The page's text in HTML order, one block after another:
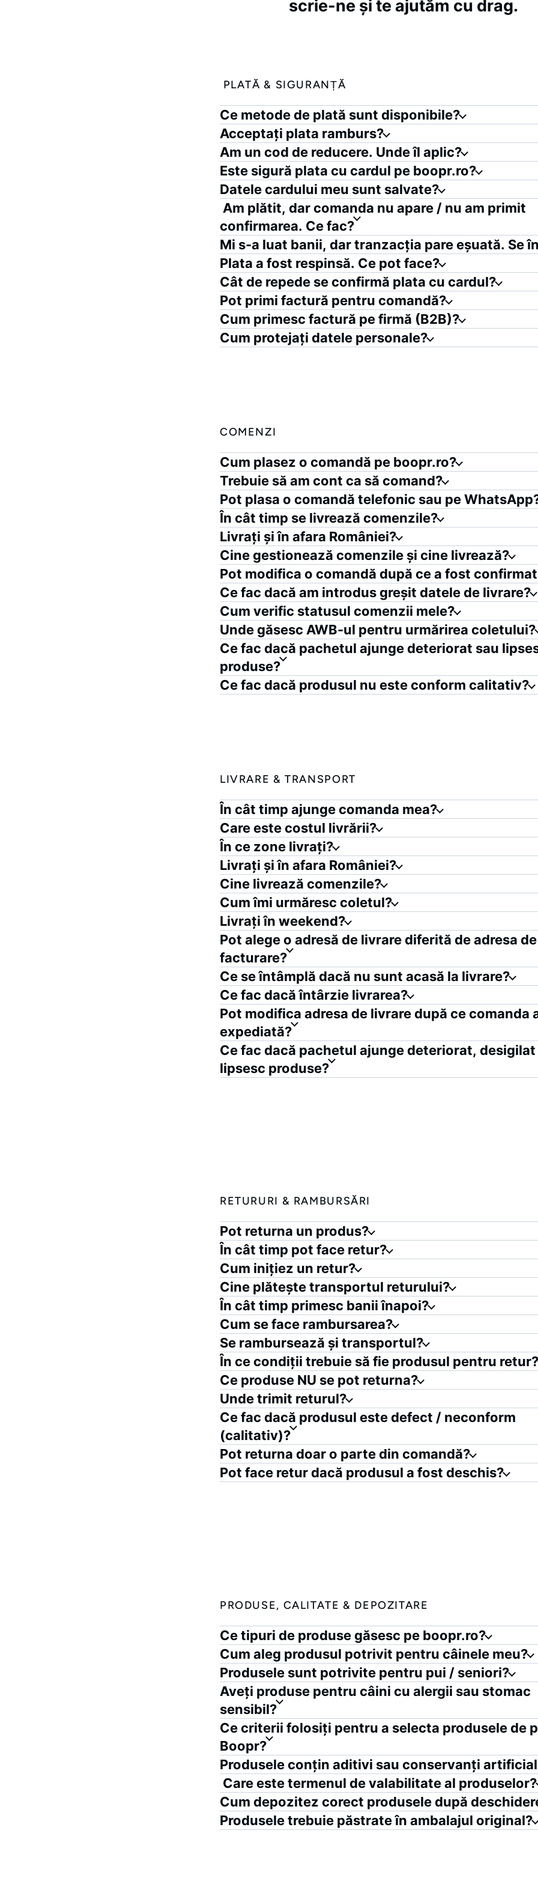
scrie-ne și te ajutăm cu drag.
PLATĂ & SIGURANȚĂ
Ce metode de plată sunt disponibile?
Acceptați plata ramburs?
Am un cod de reducere. Unde îl aplic?
Este sigură plata cu cardul pe boopr.ro?
Datele cardului meu sunt salvate?
Am plătit, dar comanda nu apare / nu am primit
confirmarea. Ce fac?
Mi s-a luat banii, dar tranzacția pare eșuată. Se
Plata a fost respinsă. Ce pot face?
Cât de repede se confirmă plata cu cardul?
Pot primi factură pentru comandă?
Cum primesc factură pe firmă (B2B)?
Cum protejați datele personale?
COMENZI
Cum plasez o comandă pe boopr.ro?
Trebuie să am cont ca să comand?
Pot plasa o comandă telefonic sau pe
În cât timp se livrează comenzile?
Livrați și în afara României?
Cine gestionează comenzile și cine livrează?
Pot modifica o comandă după ce a fost
Ce fac dacă am introdus greșit datele de livrare?
Cum verific statusul comenzii mele?
Unde găsesc AWB-ul pentru urmărirea coletului?
Ce fac dacă pachetul ajunge deteriorat sau
produse?
Ce fac dacă produsul nu este conform calitativ?
LIVRARE & TRANSPORT
În cât timp ajunge comanda mea?
Care este costul livrării?
În ce zone livrați?
Livrați și în afara României?
Cine livrează comenzile?
Cum îmi urmăresc coletul?
Livrați în weekend?
Pot alege o adresă de livrare diferită de adresa de
facturare?
Ce se întâmplă dacă nu sunt acasă la livrare?
Ce fac dacă întârzie livrarea?
Pot modifica adresa de livrare după ce comanda
expediată?
Ce fac dacă pachetul ajunge deteriorat, desigilat
lipsesc produse?
RETURURI & RAMBURSĂRI
Pot returna un produs?
În cât timp pot face retur?
Cum inițiez un retur?
Cine plătește transportul returului?
În cât timp primesc banii înapoi?
Cum se face rambursarea?
Se rambursează și transportul?
În ce condiții trebuie să fie produsul pentru retur?
Ce produse NU se pot returna?
Unde trimit returul?
Ce fac dacă produsul este defect / neconform
(calitativ)?
Pot returna doar o parte din comandă?
Pot face retur dacă produsul a fost deschis?
PRODUSE, CALITATE & DEPOZITARE
Ce tipuri de produse găsesc pe boopr.ro?
Cum aleg produsul potrivit pentru câinele meu?
Produsele sunt potrivite pentru pui / seniori?
Aveți produse pentru câini cu alergii sau stomac
sensibil?
Ce criterii folosiți pentru a selecta produsele de
Boopr?
Produsele conțin aditivi sau conservanți
Care este termenul de valabilitate al produselor?
Cum depozitez corect produsele după
Produsele trebuie păstrate în ambalajul original?